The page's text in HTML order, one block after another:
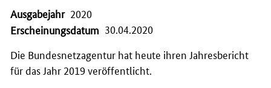
Ausgabejahr 2020
Erscheinungsdatum 30.04.2020
Die Bundesnetzagentur hat heute ihren Jahresbericht
für das Jahr 2019 veröffentlicht.